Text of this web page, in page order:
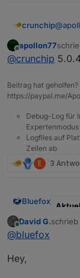
crunchip@
5.0.3
apollon77
@crunchip
Beitrag hat
https://paypal.me/
Debug-Log für
Logfiles auf
Zeilen ab
E 3
Bluefox
e Test
Online
David G.schrieb
zuletzt
@bluefox
Hey,